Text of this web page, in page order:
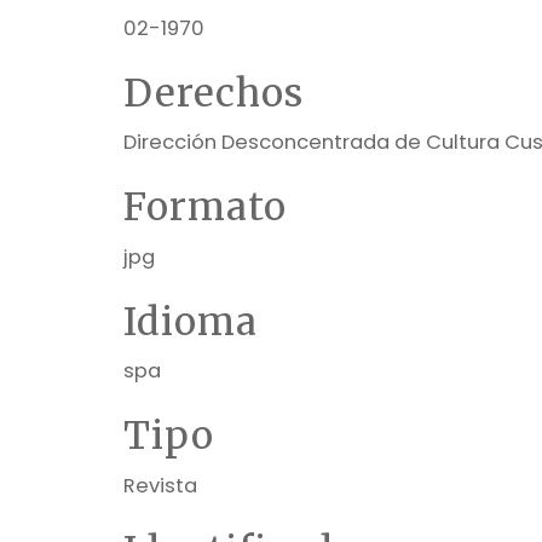
02-1970
Derechos
Dirección Desconcentrada de Cultura
Formato
jpg
Idioma
spa
Tipo
Revista